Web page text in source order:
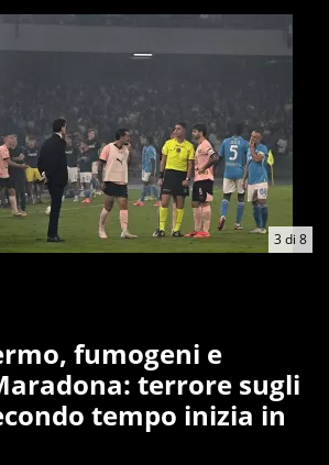
3di 8
fumogeni e
terrore sugli
tempo inizia in